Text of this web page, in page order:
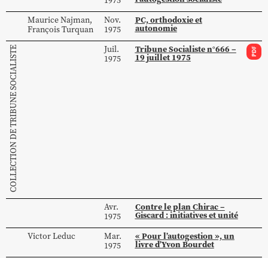
MauriceNajman,
FrançoisTurquan
Nov.
1975
PC, orthodoxie et
autonomie
COLLECTION DE TRIBUNE SOCIALISTE
Juil.
1975
Tribune Socialiste n°666 –
19 juillet 1975 PDF
Avr.
1975
Contre le plan Chirac –
Giscard : initiatives et unité
VictorLeduc
Mar.
1975
« Pour l’autogestion », un
livre d’Yvon Bourdet